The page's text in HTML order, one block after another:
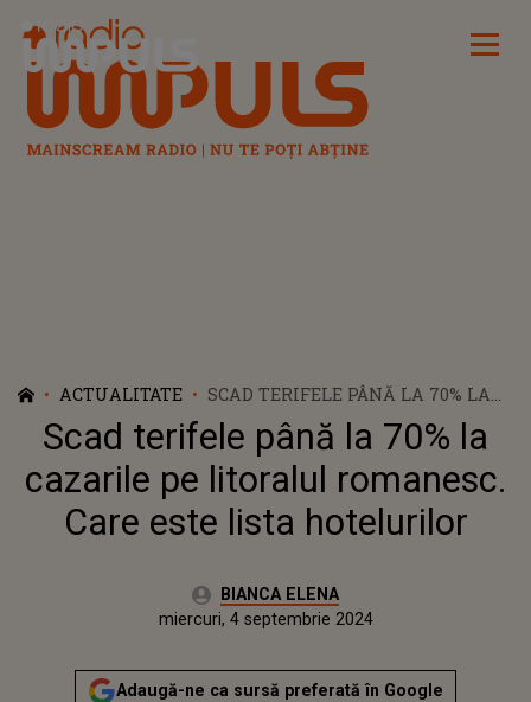
Radio Impuls
ACTUALITATE
SCAD TERIFELE PÂNĂ LA 70% LA
CAZARILE PE LITORALUL
ROMANESC. CARE ESTE LISTA
HOTELURILOR
Scad terifele până la 70% la
cazarile pe litoralul romanesc.
Care este lista hotelurilor
Autor:BIANCA ELENA
Publicat:
miercuri, 4 septembrie 2024
Adaugă-ne ca sursă preferată în Google